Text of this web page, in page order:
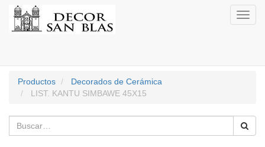
Productos
Decorados de Cerámica
LIST. KANTU SIMBAWE 45X15